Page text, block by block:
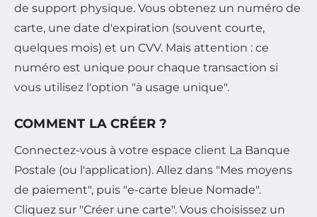
de support physique. Vous obtenez un numéro de
carte, une date d'expiration (souvent courte,
quelques mois) et un CVV. Mais attention : ce
numéro est unique pour chaque transaction si
vous utilisez l'option "à usage unique".
COMMENT LA CRÉER ?
Connectez-vous à votre espace client La Banque
Postale (ou l'application). Allez dans "Mes moyens
de paiement", puis "e-carte bleue Nomade".
Cliquez sur "Créer une carte". Vous choisissez un